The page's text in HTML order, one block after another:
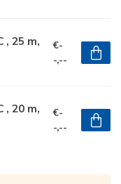
, 25 m,
€-
-,--
, 20 m,
€-
-,--